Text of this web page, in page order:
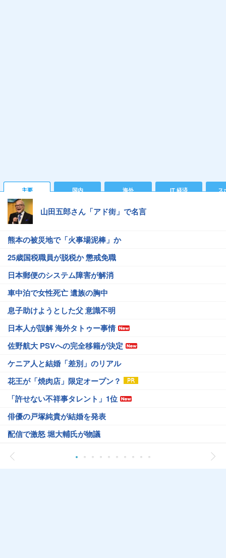
主要 国内 海外 IT 経済 ス
山田五郎さん「アド街」で名言
熊本の被災地で「火事場泥棒」か
25歳国税職員が脱税か 懲戒免職
日本郵便のシステム障害が解消
車中泊で女性死亡 遺族の胸中
息子助けようとした父 意識不明
日本人が誤解 海外タトゥー事情
佐野航大 PSVへの完全移籍が決定
ケニア人と結婚「差別」のリアル
花王が「焼肉店」限定オープン？
「許せない不祥事タレント」1位
俳優の戸塚純貴が結婚を発表
配信で激怒 堀大輔氏が物議